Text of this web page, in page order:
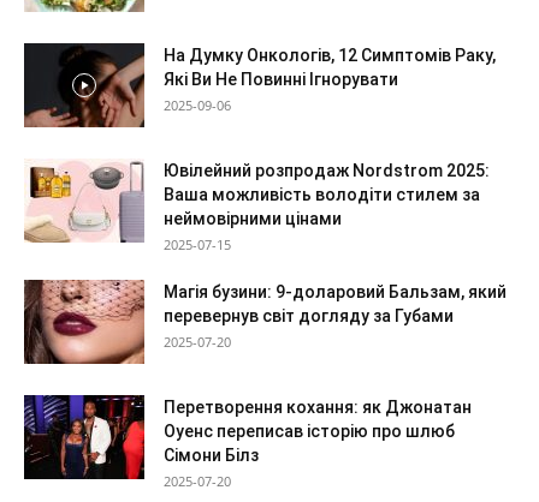
На Думку Онкологів, 12 Симптомів Раку,
Які Ви Не Повинні Ігнорувати
2025-09-06
Ювілейний розпродаж Nordstrom 2025:
Ваша можливість володіти стилем за
неймовірними цінами
2025-07-15
Магія бузини: 9-доларовий Бальзам, який
перевернув світ догляду за Губами
2025-07-20
Перетворення кохання: як Джонатан
Оуенс переписав історію про шлюб
Сімони Білз
2025-07-20